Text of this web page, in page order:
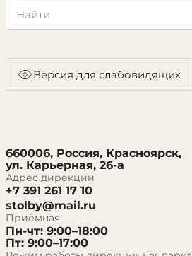
Версия для слабовидящих
660006, Россия, Красноярск,
ул. Карьерная, 26-а
Адрес дирекции
+7 391 261 17 10
stolby@mail.ru
Приёмная
Пн-чт: 9:00–18:00
Пт: 9:00–17:00